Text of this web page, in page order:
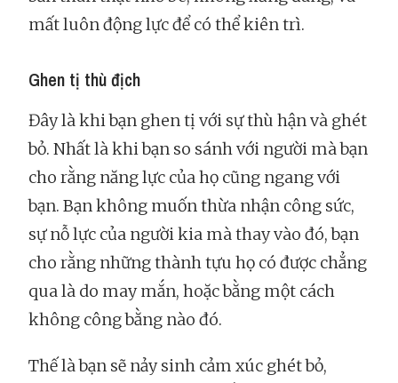
mất luôn động lực để có thể kiên trì.
Ghen tị thù địch
Đây là khi bạn ghen tị với sự thù hận và ghét
bỏ. Nhất là khi bạn so sánh với người mà bạn
cho rằng năng lực của họ cũng ngang với
bạn. Bạn không muốn thừa nhận công sức,
sự nỗ lực của người kia mà thay vào đó, bạn
cho rằng những thành tựu họ có được chẳng
qua là do may mắn, hoặc bằng một cách
không công bằng nào đó.
Thế là bạn sẽ nảy sinh cảm xúc ghét bỏ,